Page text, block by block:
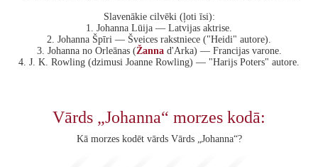
Slavenākie cilvēki (ļoti īsi):
1. Johanna Lūija — Latvijas aktrise.
2. Johanna Špīri — Šveices rakstniece ("Heidi" autore).
3. Johanna no Orleānas (Žannad'Arka) — Francijas varone.
4. J. K. Rowling (dzimusi Joanne Rowling) — "Harijs Poters" autore.
Vārds „Johanna“ morzes kodā:
Kā morzes kodēt vārds Vārds „Johanna“?